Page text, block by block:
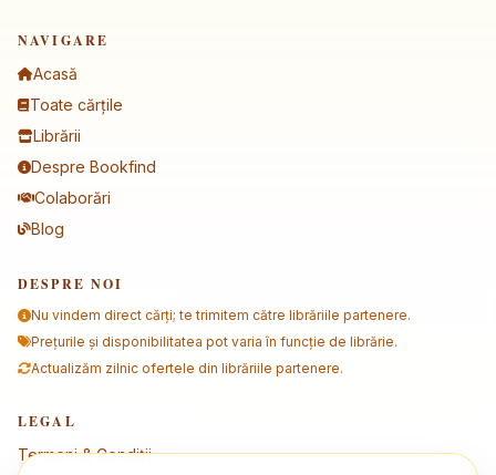
NAVIGARE
Acasă
Toate cărțile
Librării
Despre Bookfind
Colaborări
Blog
DESPRE NOI
Nu vindem direct cărți; te trimitem către librăriile partenere.
Prețurile și disponibilitatea pot varia în funcție de librărie.
Actualizăm zilnic ofertele din librăriile partenere.
LEGAL
Termeni & Condiții